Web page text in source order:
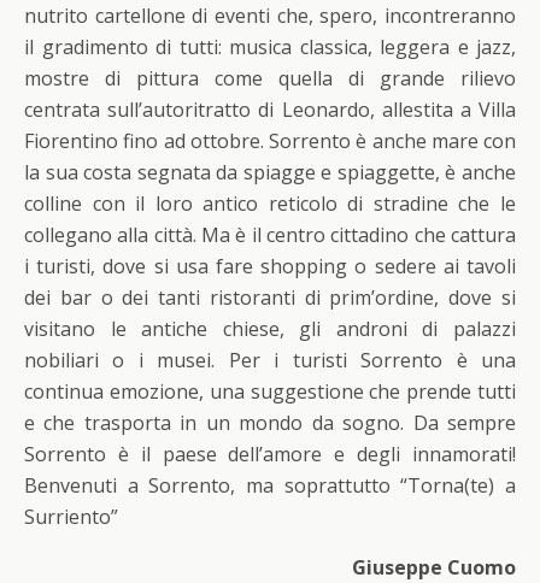
nutrito cartellone di eventi che, spero, incontreranno
il gradimento di tutti: musica classica, leggera e jazz,
mostre di pittura come quella di grande rilievo
centrata sull’autoritratto di Leonardo, allestita a Villa
Fiorentino fino ad ottobre. Sorrento è anche mare con
la sua costa segnata da spiagge e spiaggette, è anche
colline con il loro antico reticolo di stradine che le
collegano alla città. Ma è il centro cittadino che cattura
i turisti, dove si usa fare shopping o sedere ai tavoli
dei bar o dei tanti ristoranti di prim’ordine, dove si
visitano le antiche chiese, gli androni di palazzi
nobiliari o i musei. Per i turisti Sorrento è una
continua emozione, una suggestione che prende tutti
e che trasporta in un mondo da sogno. Da sempre
Sorrento è il paese dell’amore e degli innamorati!
Benvenuti a Sorrento, ma soprattutto “Torna(te) a
Surriento”
Giuseppe Cuomo